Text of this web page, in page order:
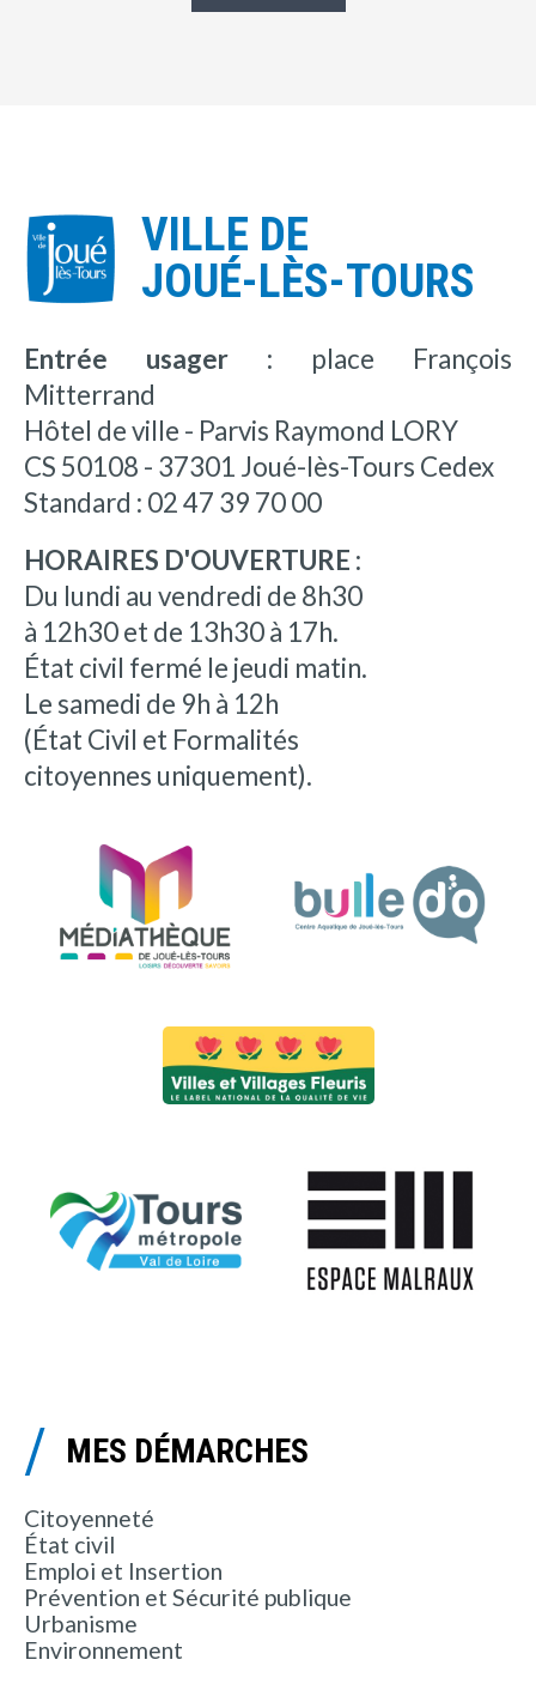
VILLE DE
JOUÉ-LÈS-TOURS
Entrée usager : place François
Mitterrand
Hôtel de ville - Parvis Raymond LORY
CS 50108 - 37301 Joué-lès-Tours Cedex
Standard : 02 47 39 70 00
HORAIRES D'OUVERTURE :
Du lundi au vendredi de 8h30
à 12h30 et de 13h30 à 17h.
État civil fermé le jeudi matin.
Le samedi de 9h à 12h
(État Civil et Formalités
citoyennes uniquement).
MES DÉMARCHES
Citoyenneté
État civil
Emploi et Insertion
Prévention et Sécurité publique
Urbanisme
Environnement